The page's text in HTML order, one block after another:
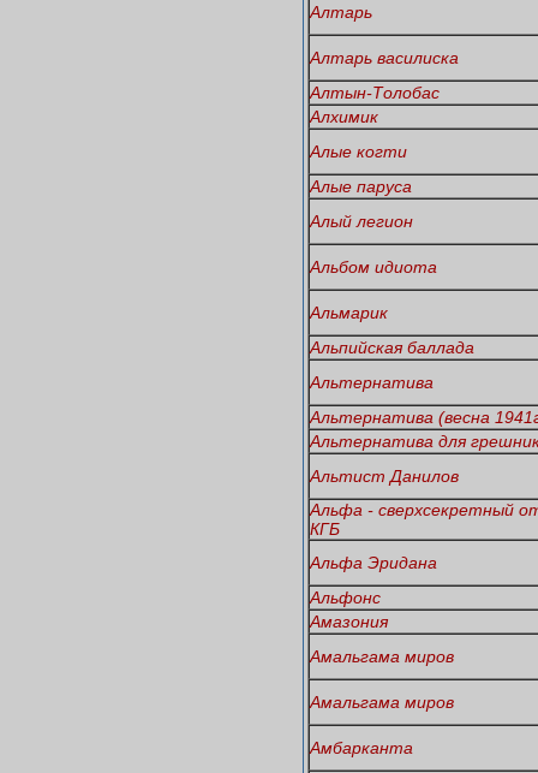
Алтарь
Алтарь василиска
Алтын-Толобас
Алхимик
Алые когти
Алые паруса
Алый легион
Альбом идиота
Альмарик
Альпийская баллада
Альтернатива
Альтернатива (весна
Альтернатива для
Альтист Данилов
Альфа - сверхсекретный
КГБ
Альфа Эридана
Альфонс
Амазония
Амальгама миров
Амальгама миров
Амбарканта